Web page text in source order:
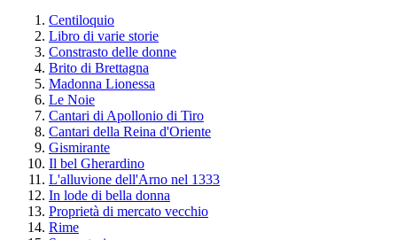
Centiloquio
Libro di varie storie
Constrasto delle donne
Brito di Brettagna
Madonna Lionessa
Le Noie
Cantari di Apollonio di Tiro
Cantari della Reina d'Oriente
Gismirante
Il bel Gherardino
L'alluvione dell'Arno nel 1333
In lode di bella donna
Proprietà di mercato vecchio
Rime